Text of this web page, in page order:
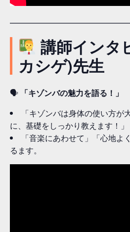
講師インタ
カシゲ)先生
🗣 「キゾンバの魅力を語る！」
「キゾンバは身体の使い方
に、基礎をしっかり教えます！」
「音楽にあわせて」「心地
るます。